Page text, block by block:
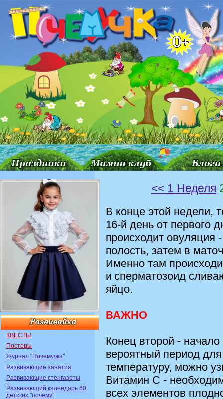
КВЕСТЫ
Постеры
Журнал "Почемучка"
Развивающие занятия
Развивающие стенгазеты
Развивающий календарь 60
детских "почему"
<< 1 Неделя
В конце этой недели,
16-й день от первого
происходит
полость, затем в
Именно там
и сперматозоид
яйцо.
ВАЖНО
Конец второй -
вероятный период
температуру, можно
Витамин С -
всех элементов